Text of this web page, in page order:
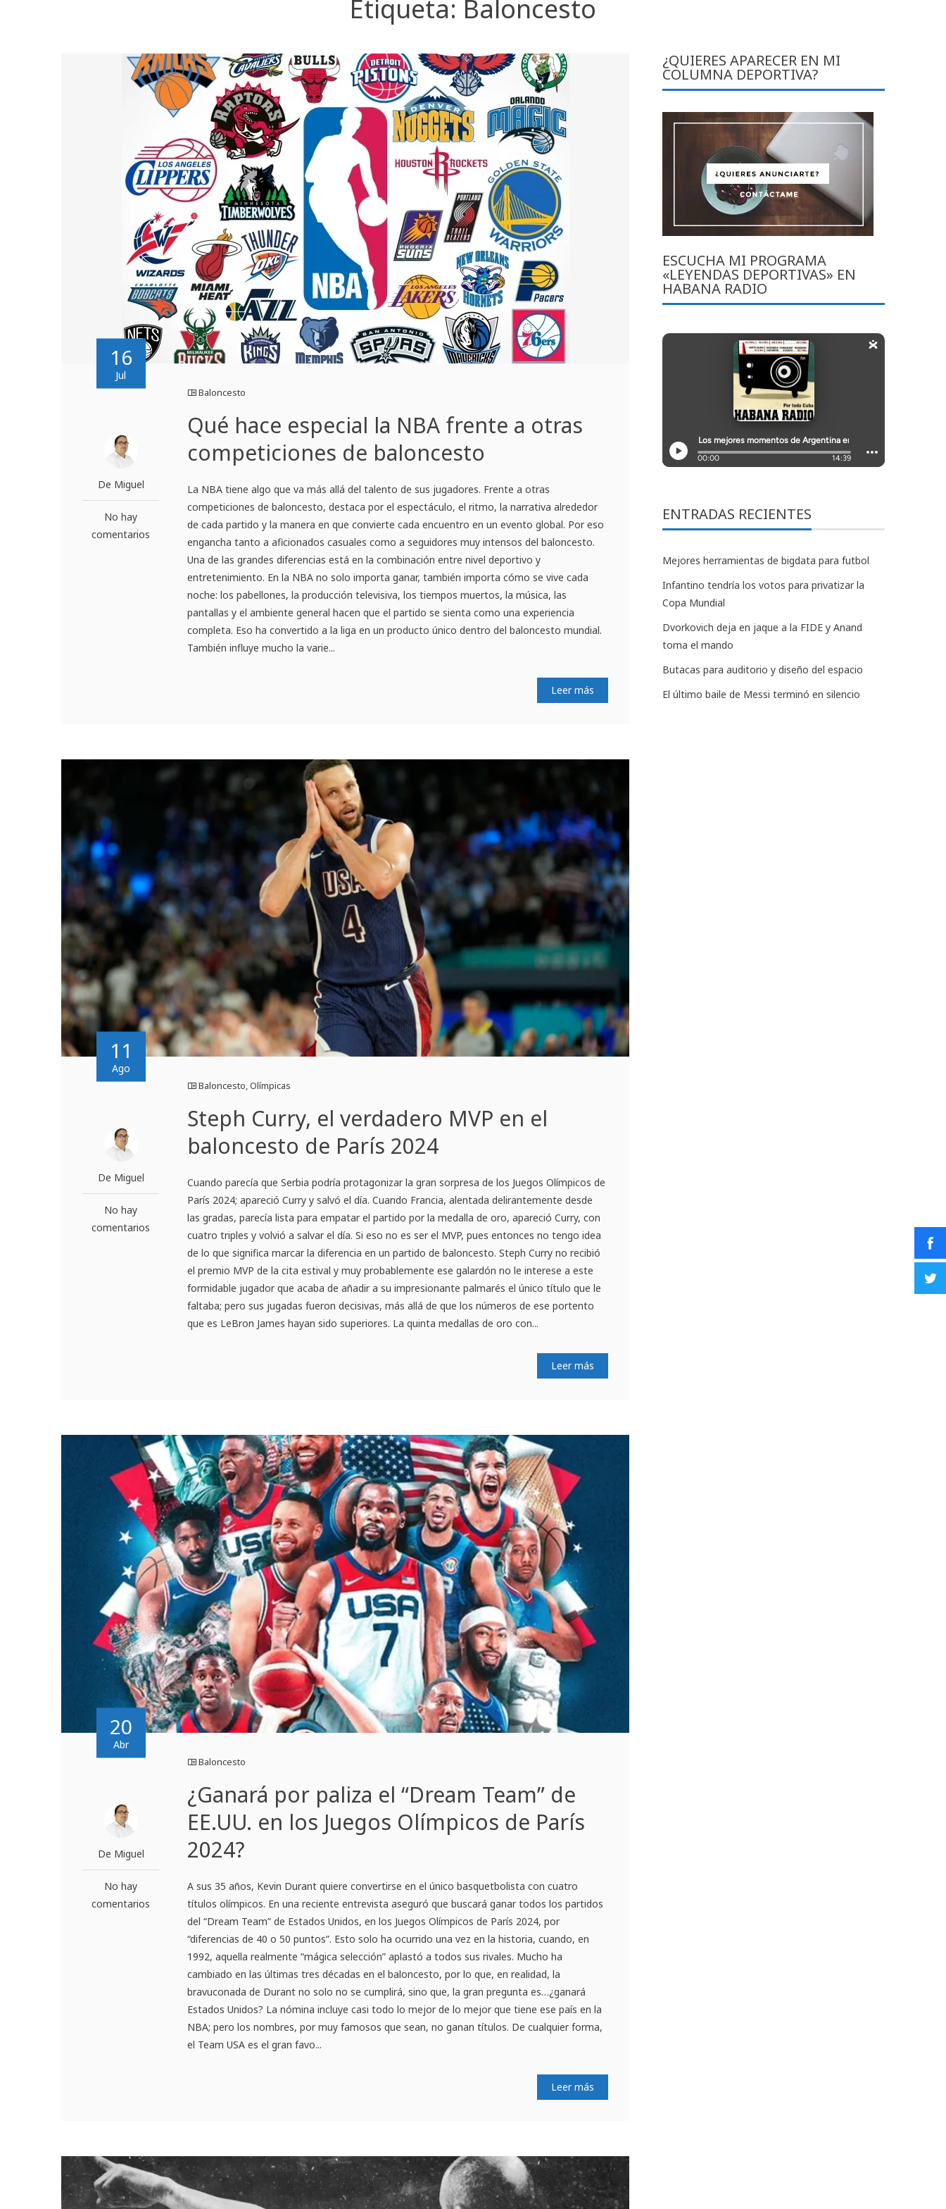
Etiqueta: Baloncesto
16
Jul
De Miguel
No hay
comentarios
Baloncesto
Qué hace especial la NBA frente a otras
competiciones de baloncesto
La NBA tiene algo que va más allá del talento de sus jugadores. Frente a otras
competiciones de baloncesto, destaca por el espectáculo, el ritmo, la narrativa alrededor
de cada partido y la manera en que convierte cada encuentro en un evento global. Por eso
engancha tanto a aficionados casuales como a seguidores muy intensos del baloncesto.
Una de las grandes diferencias está en la combinación entre nivel deportivo y
entretenimiento. En la NBA no solo importa ganar, también importa cómo se vive cada
noche: los pabellones, la producción televisiva, los tiempos muertos, la música, las
pantallas y el ambiente general hacen que el partido se sienta como una experiencia
completa. Eso ha convertido a la liga en un producto único dentro del baloncesto mundial.
También influye mucho la varie...
Leer más
11
Ago
De Miguel
No hay
comentarios
Baloncesto,Olímpicas
Steph Curry, el verdadero MVP en el
baloncesto de París 2024
Cuando parecía que Serbia podría protagonizar la gran sorpresa de los Juegos Olímpicos de
París 2024; apareció Curry y salvó el día. Cuando Francia, alentada delirantemente desde
las gradas, parecía lista para empatar el partido por la medalla de oro, apareció Curry, con
cuatro triples y volvió a salvar el día. Si eso no es ser el MVP, pues entonces no tengo idea
de lo que significa marcar la diferencia en un partido de baloncesto. Steph Curry no recibió
el premio MVP de la cita estival y muy probablemente ese galardón no le interese a este
formidable jugador que acaba de añadir a su impresionante palmarés el único título que le
faltaba; pero sus jugadas fueron decisivas, más allá de que los números de ese portento
que es LeBron James hayan sido superiores. La quinta medallas de oro con...
Leer más
20
Abr
De Miguel
No hay
comentarios
Baloncesto
¿Ganará por paliza el “Dream Team” de
EE.UU. en los Juegos Olímpicos de París
2024?
A sus 35 años, Kevin Durant quiere convertirse en el único basquetbolista con cuatro
títulos olímpicos. En una reciente entrevista aseguró que buscará ganar todos los partidos
del “Dream Team” de Estados Unidos, en los Juegos Olímpicos de París 2024, por
“diferencias de 40 o 50 puntos”. Esto solo ha ocurrido una vez en la historia, cuando, en
1992, aquella realmente “mágica selección” aplastó a todos sus rivales. Mucho ha
cambiado en las últimas tres décadas en el baloncesto, por lo que, en realidad, la
bravuconada de Durant no solo no se cumplirá, sino que, la gran pregunta es…¿ganará
Estados Unidos? La nómina incluye casi todo lo mejor de lo mejor que tiene ese país en la
NBA; pero los nombres, por muy famosos que sean, no ganan títulos. De cualquier forma,
el Team USA es el gran favo...
Leer más
¿QUIERES APARECER EN MI
COLUMNA DEPORTIVA?
ESCUCHA MI PROGRAMA
«LEYENDAS DEPORTIVAS» EN
HABANA RADIO
ENTRADAS RECIENTES
Mejores herramientas de bigdata para futbol
Infantino tendría los votos para privatizar la
Copa Mundial
Dvorkovich deja en jaque a la FIDE y Anand
toma el mando
Butacas para auditorio y diseño del espacio
El último baile de Messi terminó en silencio